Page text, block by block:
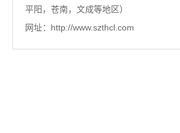
平阳，苍南，文成等地区）
网址：http://www.szthcl.com